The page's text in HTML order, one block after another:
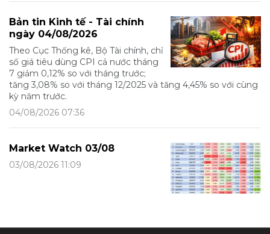
Bản tin Kinh tế - Tài chính
ngày 04/08/2026
Theo Cục Thống kê, Bộ Tài chính, chỉ
số giá tiêu dùng CPI cả nước tháng
7 giảm 0,12% so với tháng trước;
tăng 3,08% so với tháng 12/2025 và tăng 4,45% so với cùng
kỳ năm trước.
04/08/2026 07:36
Market Watch 03/08
03/08/2026 11:09